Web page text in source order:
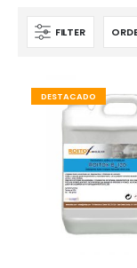
FILTER
DESTACADO